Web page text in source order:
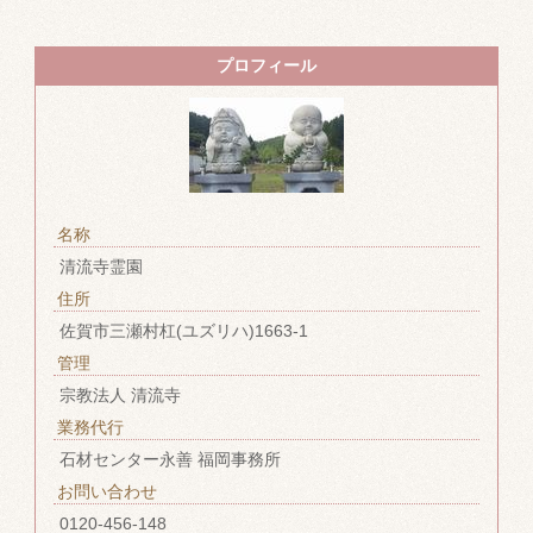
プロフィール
名称
清流寺霊園
住所
佐賀市三瀬村杠(ユズリハ)1663-1
管理
宗教法人 清流寺
業務代行
石材センター永善 福岡事務所
お問い合わせ
0120-456-148